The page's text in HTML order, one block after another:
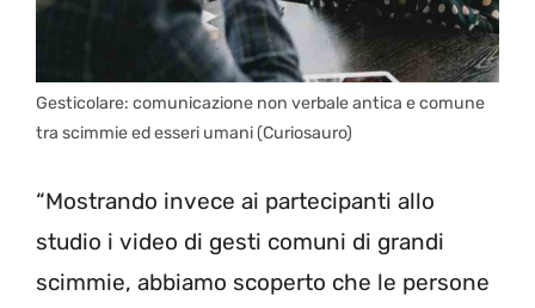
Gesticolare: comunicazione non verbale antica e comune
tra scimmie ed esseri umani (Curiosauro)
“Mostrando invece ai partecipanti allo
studio i video di gesti comuni di grandi
scimmie, abbiamo scoperto che le persone